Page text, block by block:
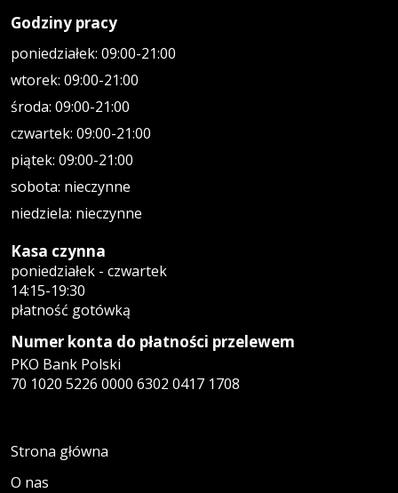
Godziny pracy
poniedziałek: 09:00-21:00
wtorek: 09:00-21:00
środa: 09:00-21:00
czwartek: 09:00-21:00
piątek: 09:00-21:00
sobota: nieczynne
niedziela: nieczynne
Kasa czynna
poniedziałek - czwartek
14:15-19:30
płatność gotówką
Numer konta do płatności przelewem
PKO Bank Polski
70 1020 5226 0000 6302 0417 1708
Strona główna
O nas